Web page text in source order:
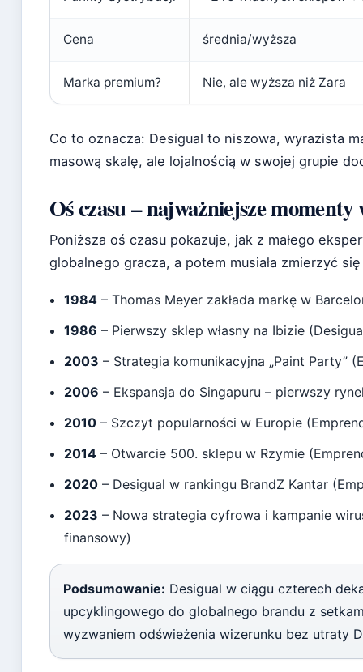
Cena średnia/wyższa
Marka premium? Nie, ale wyższa niż Zara
Co to oznacza: Desigual to niszowa, wyrazista
masową skalę, ale lojalnością w swojej grupie
Oś czasu – najważniejsze
Poniższa oś czasu pokazuje, jak z małego
globalnego gracza, a potem musiała zmierzyć
1984 – Thomas Meyer zakłada markę w
1986 – Pierwszy sklep własny na Ibizie
2003 – Strategia komunikacyjna „Paint Party”
2006 – Ekspansja do Singapuru – pierwszy
2010 – Szczyt popularności w Europie
2014 – Otwarcie 500. sklepu w Rzymie
2020 – Desigual w rankingu BrandZ Kantar
2023 – Nowa strategia cyfrowa i kampanie
finansowy)
Podsumowanie: Desigual w ciągu czterech
upcyklingowego do globalnego brandu z
wyzwaniem odświeżenia wizerunku bez utraty